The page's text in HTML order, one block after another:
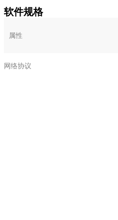
软件规格
属性
网络协议